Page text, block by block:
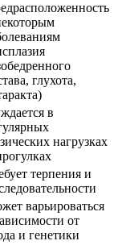
глухота,
в
нагрузках
терпения и
варьироваться
от
и генетики